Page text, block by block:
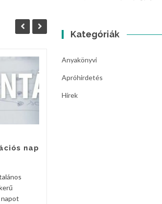
nap
06
Kategóriák
Anyakönyvi
Apróhirdetés
Hírek